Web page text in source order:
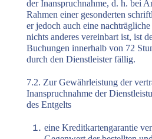
der Inanspruchnahme, d. h. bei
Rahmen einer gesonderten
er jedoch auch eine
nichts anderes vereinbart ist, ist
Buchungen innerhalb von 72
durch den Dienstleister fällig.
7.2. Zur Gewährleistung der
Inanspruchnahme der
des Entgelts
eine Kreditkartengarantie